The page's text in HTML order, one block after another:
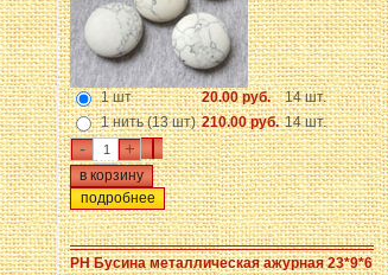
1 шт 20.00 руб.
14 шт.
1 нить (13 шт) 210.00 руб. 14 шт.
- +
подробнее
PH Бусина металлическая ажурная 23*9*6